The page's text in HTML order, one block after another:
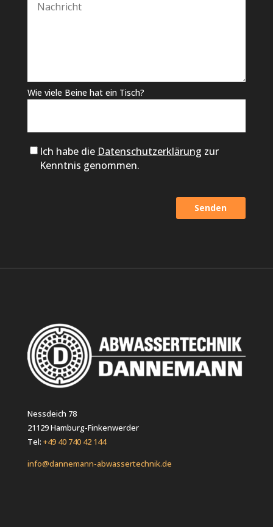
Wie viele Beine hat ein Tisch?
Ich habe die Datenschutzerklärung zur
Kenntnis genommen.
Nessdeich 78
21129 Hamburg-Finkenwerder
Tel: +49 40 740 42 144
info@dannemann-abwassertechnik.de